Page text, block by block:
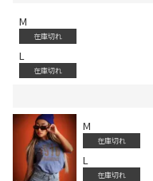
M
在庫切れ
L
在庫切れ
M
在庫切れ
L
在庫切れ